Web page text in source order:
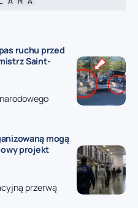
ruchu przed
Saint-
mogą
projekt
przerwą